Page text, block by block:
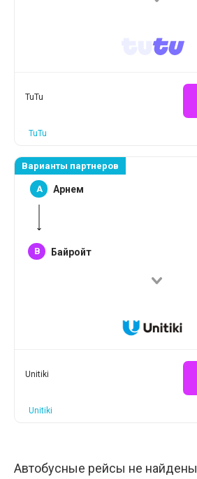
TuTu
TuTu
Варианты партнеров
A Арнем
B Байройт
Unitiki
Unitiki
Автобусные рейсы не найдены